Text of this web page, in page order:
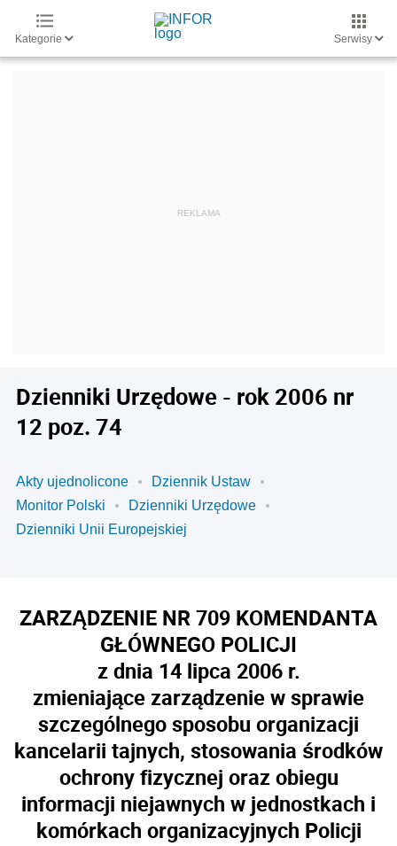
Kategorie Serwisy
Dzienniki Urzędowe - rok 2006 nr
12 poz. 74
Akty ujednolicone
Dziennik Ustaw
Monitor Polski
Dzienniki Urzędowe
Dzienniki Unii Europejskiej
ZARZĄDZENIE NR 709 KOMENDANTA
GŁÓWNEGO POLICJI
z dnia 14 lipca 2006 r.
zmieniające zarządzenie w sprawie
szczególnego sposobu organizacji
kancelarii tajnych, stosowania środków
ochrony fizycznej oraz obiegu
informacji niejawnych w jednostkach i
komórkach organizacyjnych Policji